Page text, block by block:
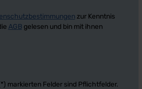
zur Kenntnis
AGB gelesen und bin mit ihnen
markierten Felder sind Pflichtfelder.